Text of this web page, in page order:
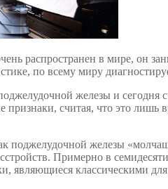
распространен в мире, он
по всему миру
железы и сегодня
признаки, считая, что это лишь
поджелудочной железы
Примерно в
являющиеся классическими